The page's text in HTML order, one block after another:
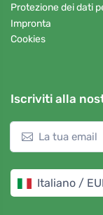
Protezione dei dati
Impronta
Cookies
Iscriviti alla
Italiano /